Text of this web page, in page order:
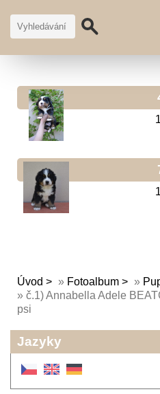
Úvod » Fotoalbum »
» č.1) Annabella Adele
psi
Jazyky